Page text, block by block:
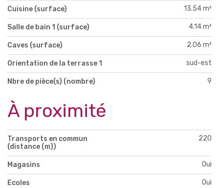
Cuisine (surface) 13.54 m²
Salle de bain 1 (surface) 4.14 m²
Caves (surface) 2.06 m²
Orientation de la terrasse 1 sud-est
Nbre de pièce(s) (nombre) 9
À proximité
Transports en commun
(distance (m))
220
Magasins Oui
Ecoles Oui